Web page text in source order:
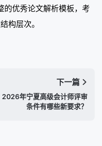
优秀论文解析模板，考
构层次。
下一篇
2026年宁夏高级会计师评审
条件有哪些新要求？